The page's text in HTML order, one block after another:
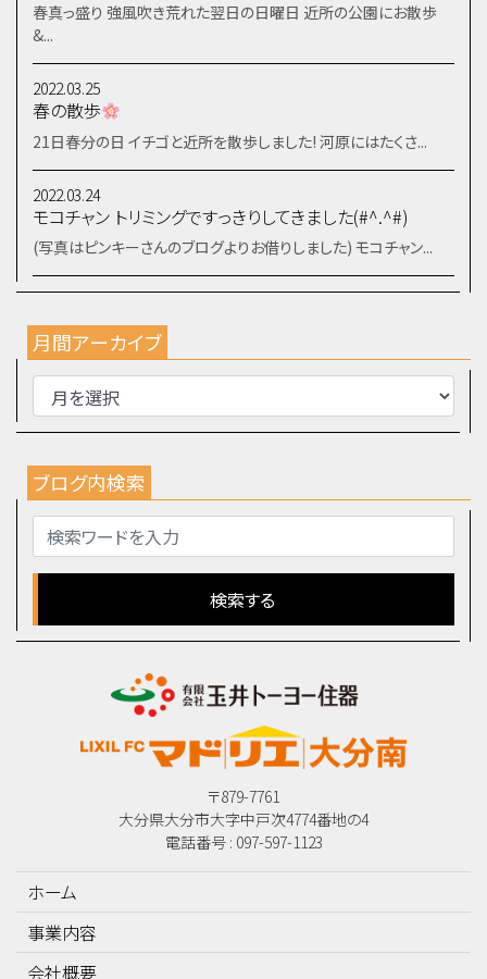
春真っ盛り 強風吹き荒れた翌日の日曜日 近所の公園にお散歩
&...
2022.03.25
春の散歩
21日春分の日 イチゴと近所を散歩しました! 河原にはたくさ...
2022.03.24
モコチャン トリミングですっきりしてきました(#^.^#)
(写真はピンキーさんのブログよりお借りしました) モコチャン...
月間アーカイブ
ブログ内検索
〒879-7761
大分県大分市大字中戸次4774番地の4
電話番号 : 097-597-1123
ホーム
事業内容
会社概要